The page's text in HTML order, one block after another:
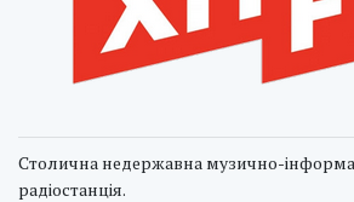
Столична недержавна музично-
радіостанція.